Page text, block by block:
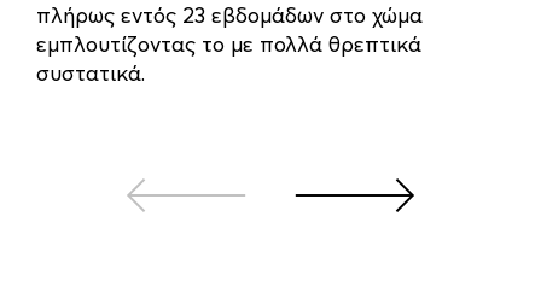
πλήρως εντός 23 εβδομάδων στο χώμα
εμπλουτίζοντας το με πολλά θρεπτικά
συστατικά.